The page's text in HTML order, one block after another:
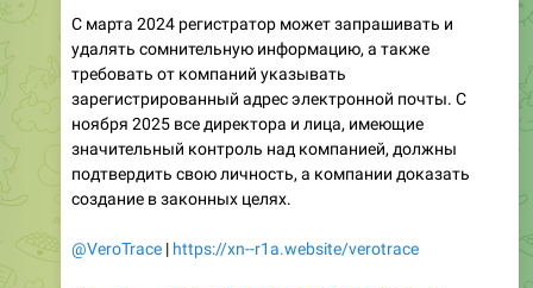
С марта 2024 регистратор может запрашивать и
удалять сомнительную информацию, а также
требовать от компаний указывать
зарегистрированный адрес электронной почты. С
ноября 2025 все директора и лица, имеющие
значительный контроль над компанией, должны
подтвердить свою личность, а компании доказать
создание в законных целях.
@VeroTrace | https://xn--r1a.website/verotrace